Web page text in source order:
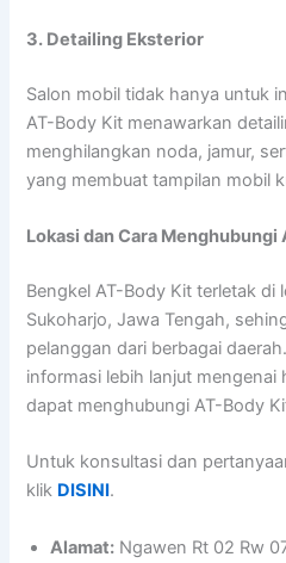
3. Detailing Eksterior
Salon mobil tidak hanya untuk
AT-Body Kit menawarkan
menghilangkan noda, jamur,
yang membuat tampilan mobil
Lokasi dan Cara Menghubungi
Bengkel AT-Body Kit terletak di
Sukoharjo, Jawa Tengah,
pelanggan dari berbagai
informasi lebih lanjut mengenai
dapat menghubungi AT-Body
Untuk konsultasi dan
klik DISINI.
Alamat: Ngawen Rt 02 Rw